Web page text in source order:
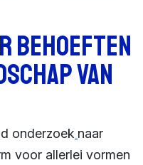
behoeften
van
onderzoek naar
voor allerlei vormen